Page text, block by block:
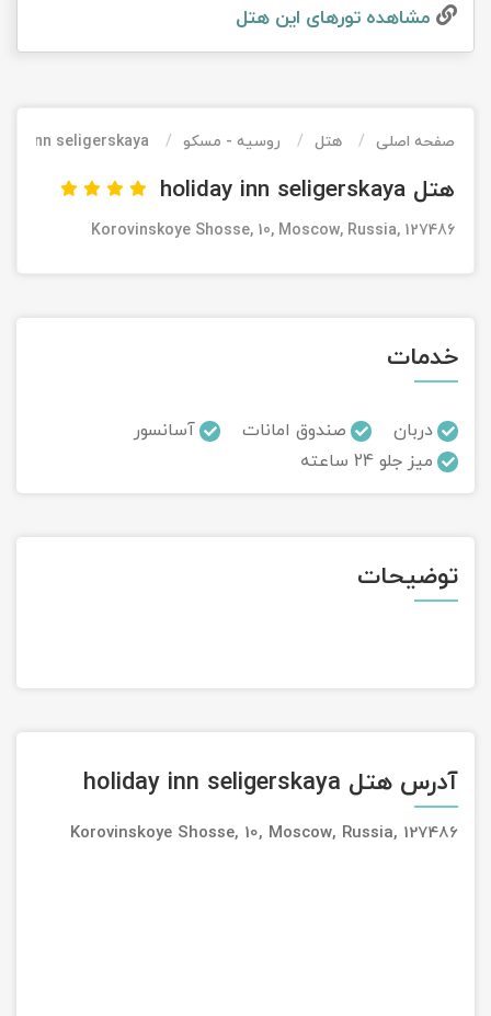
مشاهده تور‌های این هتل
صفحه اصلی هتل روسیه - مسکو inn seligerskaya
هتل holiday inn seligerskaya
Korovinskoye Shosse, 10, Moscow, Russia, 127486
خدمات
دربان صندوق امانات
آسانسور
میز جلو 24 ساعته
توضیحات
آدرس هتل holiday inn seligerskaya
Korovinskoye Shosse, 10, Moscow, Russia, 127486
تور کویر کاراکال
تور کویر مصر
تور ماسوله
تور مرداب سراوان
تور گلستان
تور چابهار
تور کاشان
تور ترکمن صحرا
تور کیش از ساری
اقساطی
تور کیش از بندرعباس
اقساطی
تور قزاقستان اقساطی
تور زیارتی اقساطی